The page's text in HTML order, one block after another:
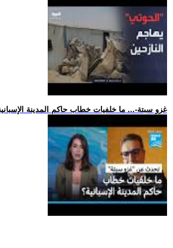
.. -غزو سبتة-... ما خلفيات خطاب حاكم المدينة